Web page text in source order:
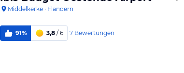
Middelkerke · Flandern
91% 3,8 / 6 7 Bewertungen